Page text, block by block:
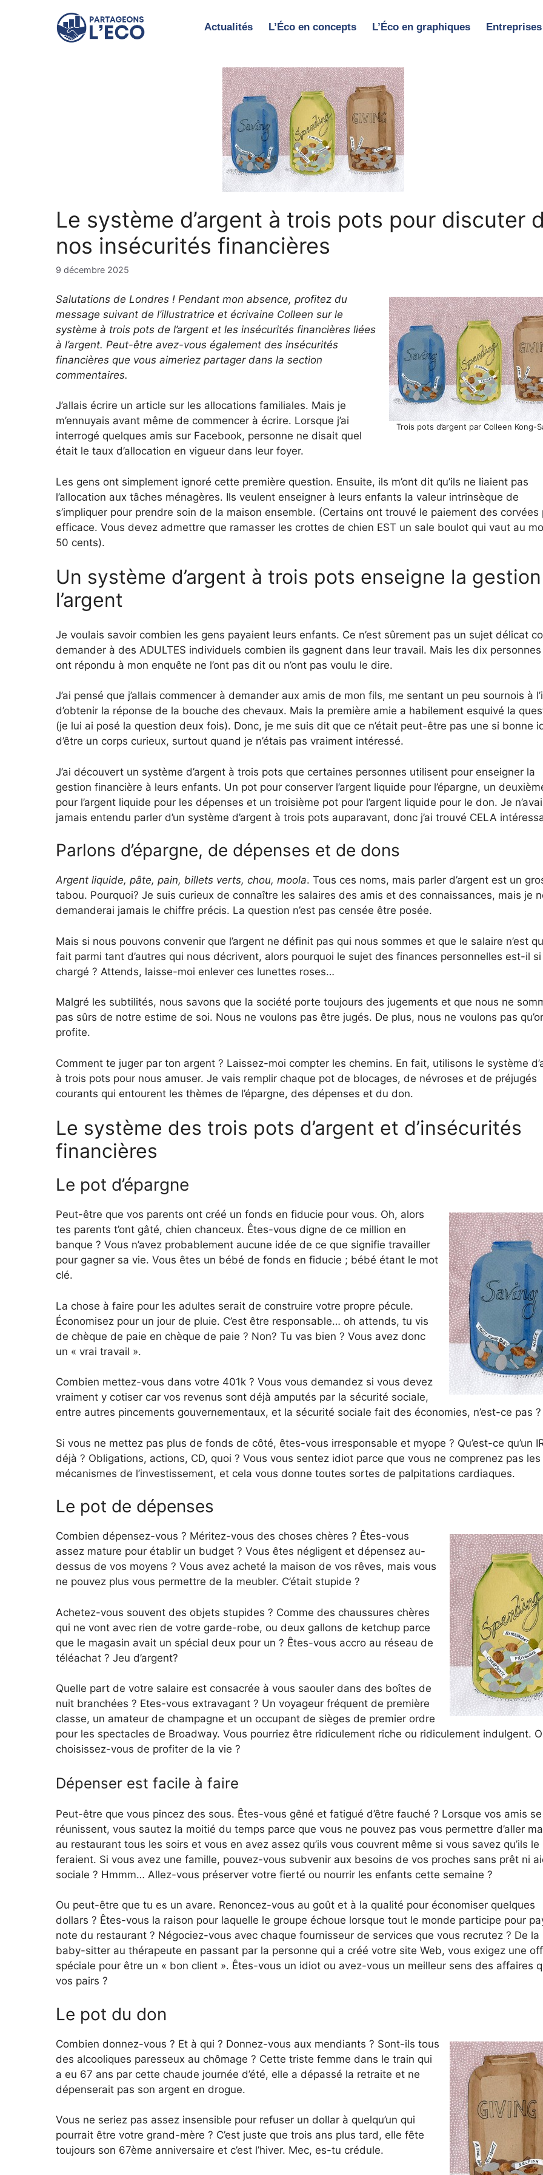
Actualités L’Éco en concepts L’Éco en graphiques Entreprises
Le système d’argent à trois pots pour discuter
nos insécurités financières
9 décembre 2025
Trois pots d’argent par Colleen Kong-
Salutations de Londres ! Pendant mon absence, profitez du
message suivant de l’illustratrice et écrivaine Colleen sur le
système à trois pots de l’argent et les insécurités financières liées
à l’argent. Peut-être avez-vous également des insécurités
financières que vous aimeriez partager dans la section
commentaires.
J’allais écrire un article sur les allocations familiales. Mais je
m’ennuyais avant même de commencer à écrire. Lorsque j’ai
interrogé quelques amis sur Facebook, personne ne disait quel
était le taux d’allocation en vigueur dans leur foyer.
Les gens ont simplement ignoré cette première question. Ensuite, ils m’ont dit qu’ils ne liaient pas
l’allocation aux tâches ménagères. Ils veulent enseigner à leurs enfants la valeur intrinsèque de
s’impliquer pour prendre soin de la maison ensemble. (Certains ont trouvé le paiement des corvées
efficace. Vous devez admettre que ramasser les crottes de chien EST un sale boulot qui vaut au
50 cents).
Un système d’argent à trois pots enseigne la
l’argent
Je voulais savoir combien les gens payaient leurs enfants. Ce n’est sûrement pas un sujet délicat
demander à des ADULTES individuels combien ils gagnent dans leur travail. Mais les dix
ont répondu à mon enquête ne l’ont pas dit ou n’ont pas voulu le dire.
J’ai pensé que j’allais commencer à demander aux amis de mon fils, me sentant un peu sournois à
d’obtenir la réponse de la bouche des chevaux. Mais la première amie a habilement esquivé la
(je lui ai posé la question deux fois). Donc, je me suis dit que ce n’était peut-être pas une si bonne
d’être un corps curieux, surtout quand je n’étais pas vraiment intéressé.
J’ai découvert un système d’argent à trois pots que certaines personnes utilisent pour enseigner la
gestion financière à leurs enfants. Un pot pour conserver l’argent liquide pour l’épargne, un
pour l’argent liquide pour les dépenses et un troisième pot pour l’argent liquide pour le don. Je
jamais entendu parler d’un système d’argent à trois pots auparavant, donc j’ai trouvé CELA
Parlons d’épargne, de dépenses et de dons
Argent liquide, pâte, pain, billets verts, chou, moola. Tous ces noms, mais parler d’argent est un
tabou. Pourquoi? Je suis curieux de connaître les salaires des amis et des connaissances, mais je
demanderai jamais le chiffre précis. La question n’est pas censée être posée.
Mais si nous pouvons convenir que l’argent ne définit pas qui nous sommes et que le salaire n’est
fait parmi tant d’autres qui nous décrivent, alors pourquoi le sujet des finances personnelles est-il si
chargé ? Attends, laisse-moi enlever ces lunettes roses…
Malgré les subtilités, nous savons que la société porte toujours des jugements et que nous ne
pas sûrs de notre estime de soi. Nous ne voulons pas être jugés. De plus, nous ne voulons pas
profite.
Comment te juger par ton argent ? Laissez-moi compter les chemins. En fait, utilisons le système
à trois pots pour nous amuser. Je vais remplir chaque pot de blocages, de névroses et de préjugés
courants qui entourent les thèmes de l’épargne, des dépenses et du don.
Le système des trois pots d’argent et d’insécurités
financières
Le pot d’épargne
Peut-être que vos parents ont créé un fonds en fiducie pour vous. Oh, alors
tes parents t’ont gâté, chien chanceux. Êtes-vous digne de ce million en
banque ? Vous n’avez probablement aucune idée de ce que signifie travailler
pour gagner sa vie. Vous êtes un bébé de fonds en fiducie ; bébé étant le mot
clé.
La chose à faire pour les adultes serait de construire votre propre pécule.
Économisez pour un jour de pluie. C’est être responsable… oh attends, tu vis
de chèque de paie en chèque de paie ? Non? Tu vas bien ? Vous avez donc
un « vrai travail ».
Combien mettez-vous dans votre 401k ? Vous vous demandez si vous devez
vraiment y cotiser car vos revenus sont déjà amputés par la sécurité sociale,
entre autres pincements gouvernementaux, et la sécurité sociale fait des économies, n’est-ce pas ?
Si vous ne mettez pas plus de fonds de côté, êtes-vous irresponsable et myope ? Qu’est-ce qu’un
déjà ? Obligations, actions, CD, quoi ? Vous vous sentez idiot parce que vous ne comprenez pas les
mécanismes de l’investissement, et cela vous donne toutes sortes de palpitations cardiaques.
Le pot de dépenses
Combien dépensez-vous ? Méritez-vous des choses chères ? Êtes-vous
assez mature pour établir un budget ? Vous êtes négligent et dépensez au-
dessus de vos moyens ? Vous avez acheté la maison de vos rêves, mais vous
ne pouvez plus vous permettre de la meubler. C’était stupide ?
Achetez-vous souvent des objets stupides ? Comme des chaussures chères
qui ne vont avec rien de votre garde-robe, ou deux gallons de ketchup parce
que le magasin avait un spécial deux pour un ? Êtes-vous accro au réseau de
téléachat ? Jeu d’argent?
Quelle part de votre salaire est consacrée à vous saouler dans des boîtes de
nuit branchées ? Etes-vous extravagant ? Un voyageur fréquent de première
classe, un amateur de champagne et un occupant de sièges de premier ordre
pour les spectacles de Broadway. Vous pourriez être ridiculement riche ou ridiculement indulgent.
choisissez-vous de profiter de la vie ?
Dépenser est facile à faire
Peut-être que vous pincez des sous. Êtes-vous gêné et fatigué d’être fauché ? Lorsque vos amis se
réunissent, vous sautez la moitié du temps parce que vous ne pouvez pas vous permettre d’aller
au restaurant tous les soirs et vous en avez assez qu’ils vous couvrent même si vous savez qu’ils le
feraient. Si vous avez une famille, pouvez-vous subvenir aux besoins de vos proches sans prêt ni
sociale ? Hmmm… Allez-vous préserver votre fierté ou nourrir les enfants cette semaine ?
Ou peut-être que tu es un avare. Renoncez-vous au goût et à la qualité pour économiser quelques
dollars ? Êtes-vous la raison pour laquelle le groupe échoue lorsque tout le monde participe pour
note du restaurant ? Négociez-vous avec chaque fournisseur de services que vous recrutez ? De la
baby-sitter au thérapeute en passant par la personne qui a créé votre site Web, vous exigez une
spéciale pour être un « bon client ». Êtes-vous un idiot ou avez-vous un meilleur sens des affaires
vos pairs ?
Le pot du don
Combien donnez-vous ? Et à qui ? Donnez-vous aux mendiants ? Sont-ils tous
des alcooliques paresseux au chômage ? Cette triste femme dans le train qui
a eu 67 ans par cette chaude journée d’été, elle a dépassé la retraite et ne
dépenserait pas son argent en drogue.
Vous ne seriez pas assez insensible pour refuser un dollar à quelqu’un qui
pourrait être votre grand-mère ? C’est juste que trois ans plus tard, elle fête
toujours son 67ème anniversaire et c’est l’hiver. Mec, es-tu crédule.